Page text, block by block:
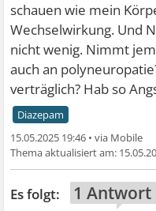
schauen wie mein
Wechselwirkung. Und
nicht wenig. Nimmt
auch an
verträglich? Hab so
Diazepam
15.05.2025 19:46 •
1 Antwort